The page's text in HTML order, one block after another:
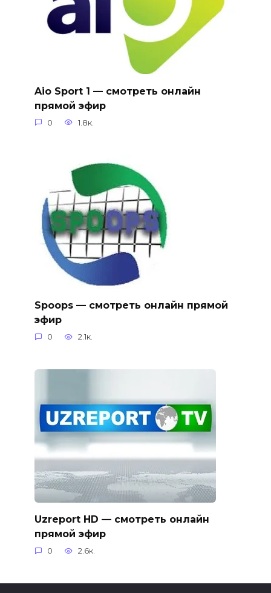
Aio Sport 1 — смотреть онлайн
прямой эфир
0 1.8к.
Spoops — смотреть онлайн прямой
эфир
0 2.1к.
Uzreport HD — смотреть онлайн
прямой эфир
0 2.6к.